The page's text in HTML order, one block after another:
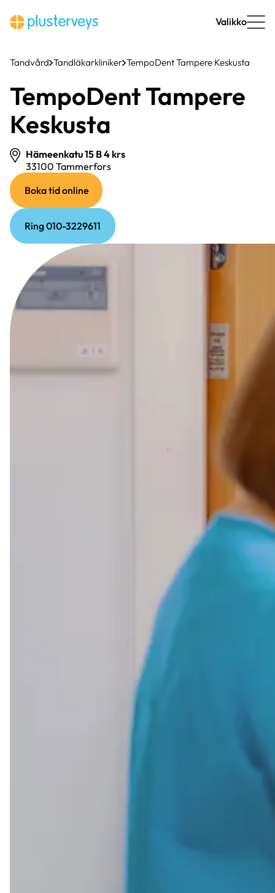
till
innehåll
Valikko
Tandvård Tandläkarkliniker TempoDent Tampere Keskusta
TempoDent Tampere
Keskusta
Hämeenkatu 15 B 4 krs
33100 Tammerfors
länk)
Boka tid online (extern
länk)
Ring 010-3229611